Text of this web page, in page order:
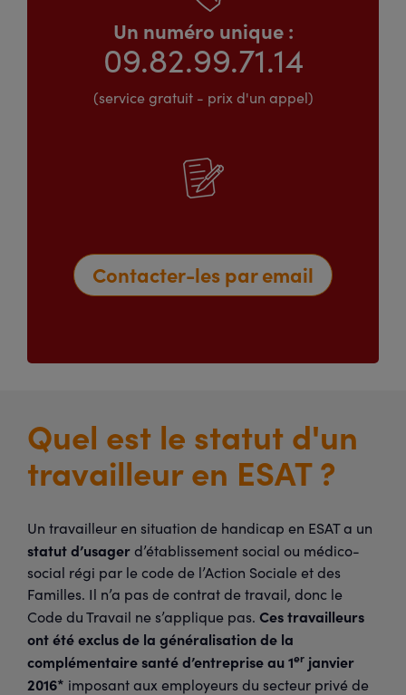
Un numéro unique :
09.82.99.71.14
(service gratuit - prix d'un appel)
Contacter-les par email
Quel est le statut d'un
travailleur en ESAT ?
Un travailleur en situation de handicap en ESAT a un
statut d’usager d’établissement social ou médico-
social régi par le code de l’Action Sociale et des
Familles. Il n’a pas de contrat de travail, donc le
Code du Travail ne s’applique pas. Ces travailleurs
ont été exclus de la généralisation de la
complémentaire santé d’entreprise au 1er janvier
2016* imposant aux employeurs du secteur privé de